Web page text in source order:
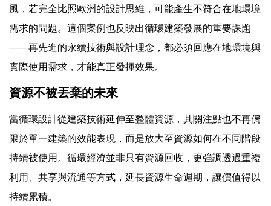
風，若完全比照歐洲的設計思維，可能產生不符合在地環境
需求的問題。這個案例也反映出循環建築發展的重要課題
——再先進的永續技術與設計理念，都必須回應在地環境與
實際使用需求，才能真正發揮效果。
資源不被丟棄的未來
當循環設計從建築技術延伸至整體資源，其關注點也不再侷
限於單一建築的效能表現，而是放大至資源如何在不同階段
持續被使用。循環經濟並非只有資源回收，更強調透過重複
利用、共享與流通等方式，延長資源生命週期，讓價值得以
持續累積。